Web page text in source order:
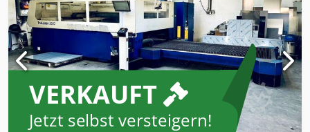
VERKAUFT
Jetzt selbst versteigern!